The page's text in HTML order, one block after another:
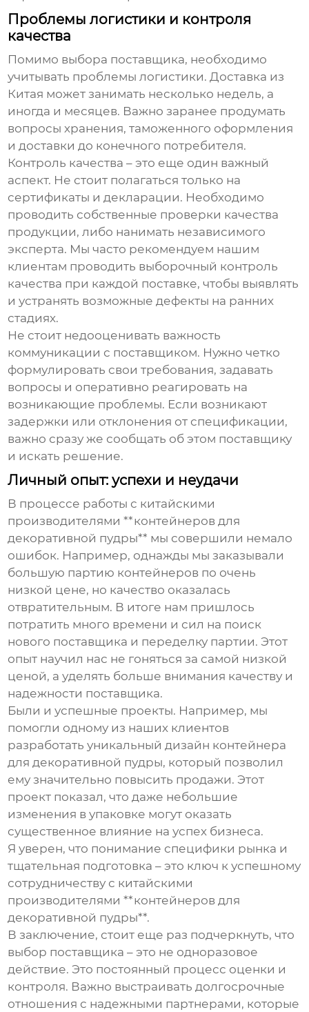
Проблемы логистики и контроля
качества
Помимо выбора поставщика, необходимо
учитывать проблемы логистики. Доставка из
Китая может занимать несколько недель, а
иногда и месяцев. Важно заранее продумать
вопросы хранения, таможенного оформления
и доставки до конечного потребителя.
Контроль качества – это еще один важный
аспект. Не стоит полагаться только на
сертификаты и декларации. Необходимо
проводить собственные проверки качества
продукции, либо нанимать независимого
эксперта. Мы часто рекомендуем нашим
клиентам проводить выборочный контроль
качества при каждой поставке, чтобы выявлять
и устранять возможные дефекты на ранних
стадиях.
Не стоит недооценивать важность
коммуникации с поставщиком. Нужно четко
формулировать свои требования, задавать
вопросы и оперативно реагировать на
возникающие проблемы. Если возникают
задержки или отклонения от спецификации,
важно сразу же сообщать об этом поставщику
и искать решение.
Личный опыт: успехи и неудачи
В процессе работы с китайскими
производителями **контейнеров для
декоративной пудры** мы совершили немало
ошибок. Например, однажды мы заказывали
большую партию контейнеров по очень
низкой цене, но качество оказалась
отвратительным. В итоге нам пришлось
потратить много времени и сил на поиск
нового поставщика и переделку партии. Этот
опыт научил нас не гоняться за самой низкой
ценой, а уделять больше внимания качеству и
надежности поставщика.
Были и успешные проекты. Например, мы
помогли одному из наших клиентов
разработать уникальный дизайн контейнера
для декоративной пудры, который позволил
ему значительно повысить продажи. Этот
проект показал, что даже небольшие
изменения в упаковке могут оказать
существенное влияние на успех бизнеса.
Я уверен, что понимание специфики рынка и
тщательная подготовка – это ключ к успешному
сотрудничеству с китайскими
производителями **контейнеров для
декоративной пудры**.
В заключение, стоит еще раз подчеркнуть, что
выбор поставщика – это не одноразовое
действие. Это постоянный процесс оценки и
контроля. Важно выстраивать долгосрочные
отношения с надежными партнерами, которые